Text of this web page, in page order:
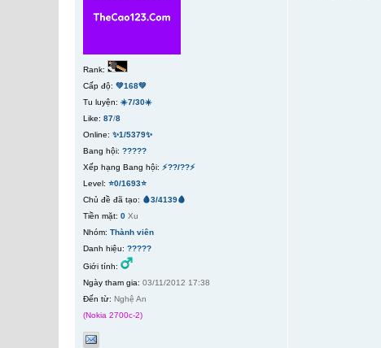
Rank:
Cấp độ: 💚168💚
Tu luyện: ☀️7/30☀️
Like: 87/8
Online: ✨1/5379✨
Bang hội: ?????
Xếp hạng Bang hội: ⚡??/??⚡
Level: ⭐0/1693⭐
Chủ đề đã tạo: 🩸3/4139🩸
Tiền mặt: 0 Xu
Nhóm: Thành viên
Danh hiệu: ?????
Giới tính:
Ngày tham gia: 03/11/2012 17:38
Đến từ: Nghệ An
(Nokia 2700c-2)